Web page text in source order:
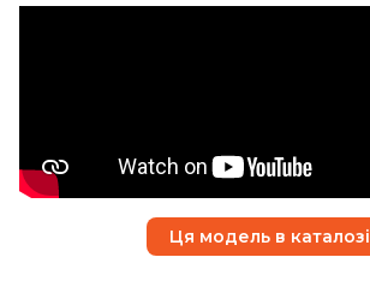
Ця модель в каталозі